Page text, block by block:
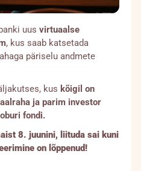
uus virtuaalse
, kus saab katsetada
päriselu andmete
kus kõigil on
ja parim investor
fondi.
8. juunini, liituda sai kuni
on lõppenud!